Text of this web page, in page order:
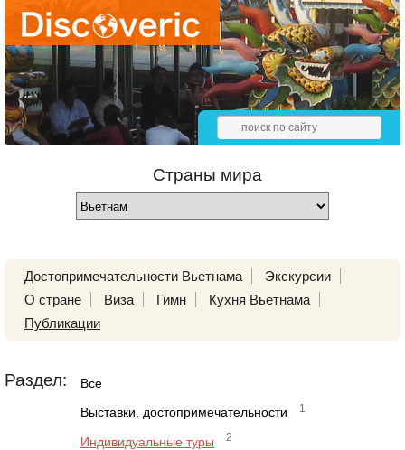
Страны мира
Достопримечательности Вьетнама
Экскурсии
О стране
Виза Гимн
Кухня Вьетнама
Публикации
Раздел: Все
Выставки, достопримечательности 1
Индивидуальные туры 2